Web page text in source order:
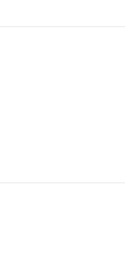
и…
раздел и
решил обновить
и аксессуаров.
обуви в
увеличился
обуви